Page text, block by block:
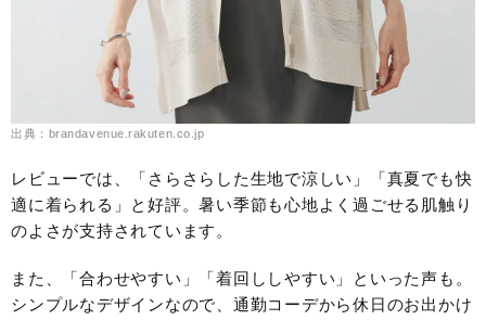
出典：brandavenue.rakuten.co.jp
レビューでは、「さらさらした生地で涼しい」「真夏でも快
適に着られる」と好評。暑い季節も心地よく過ごせる肌触り
のよさが支持されています。
また、「合わせやすい」「着回ししやすい」といった声も。
シンプルなデザインなので、通勤コーデから休日のお出かけ